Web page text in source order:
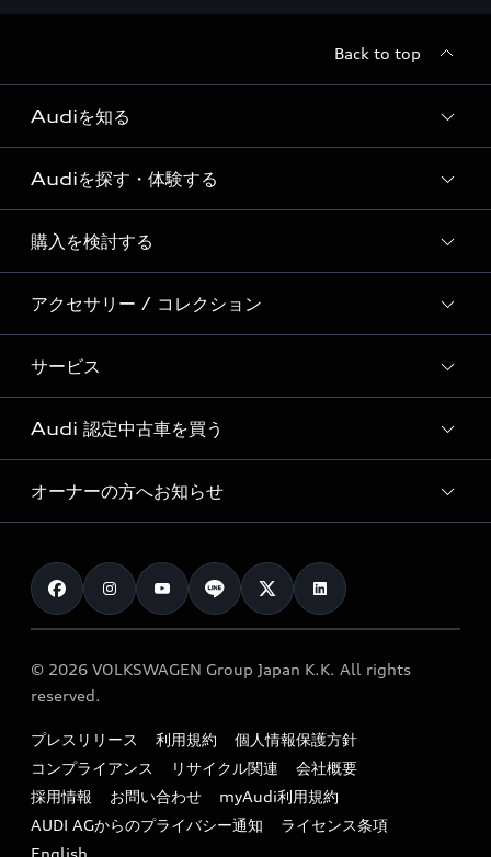
Back to top
Audiを知る
Audi ブランド
Story of Progress
Audi Sport
Formula 1®
デジタルサービス
Audiを探す・体験する
ディーラー検索
新車在庫検索
試乗車・展示車検索
見積り依頼
試乗予約
購入を検討する
モデル一覧
特別仕様モデル / 限定モデル
e-tronラインアップ
価格シミュレーション
車両比較
カタログ一覧
アクセサリー / コレクション
純正アクセサリー
オンラインショップ
Audi collection
アウディナビアプリ
サービス
サービス入庫予約
サービスプログラム
メンテナンス
車検 / 定期点検
e-tronアフターサポート
myAudi
Audi 認定中古車を買う
Audi認定中古車
クオリティ
保証
メンテナンス
ファイナンス
キャンペーン / イベント
買取査定
オーナーの方へお知らせ
お知らせ
オーナー様向けキャンペーン
特定整備適用車一覧
リサイクル法
よくある質問（FAQ）
© 2026 VOLKSWAGEN Group Japan K.K. All rights
reserved.
プレスリリース 利用規約
個人情報保護方針
コンプライアンス
リサイクル関連
会社概要
採用情報
お問い合わせ
myAudi利用規約
AUDI AGからのプライバシー通知
ライセンス条項
English